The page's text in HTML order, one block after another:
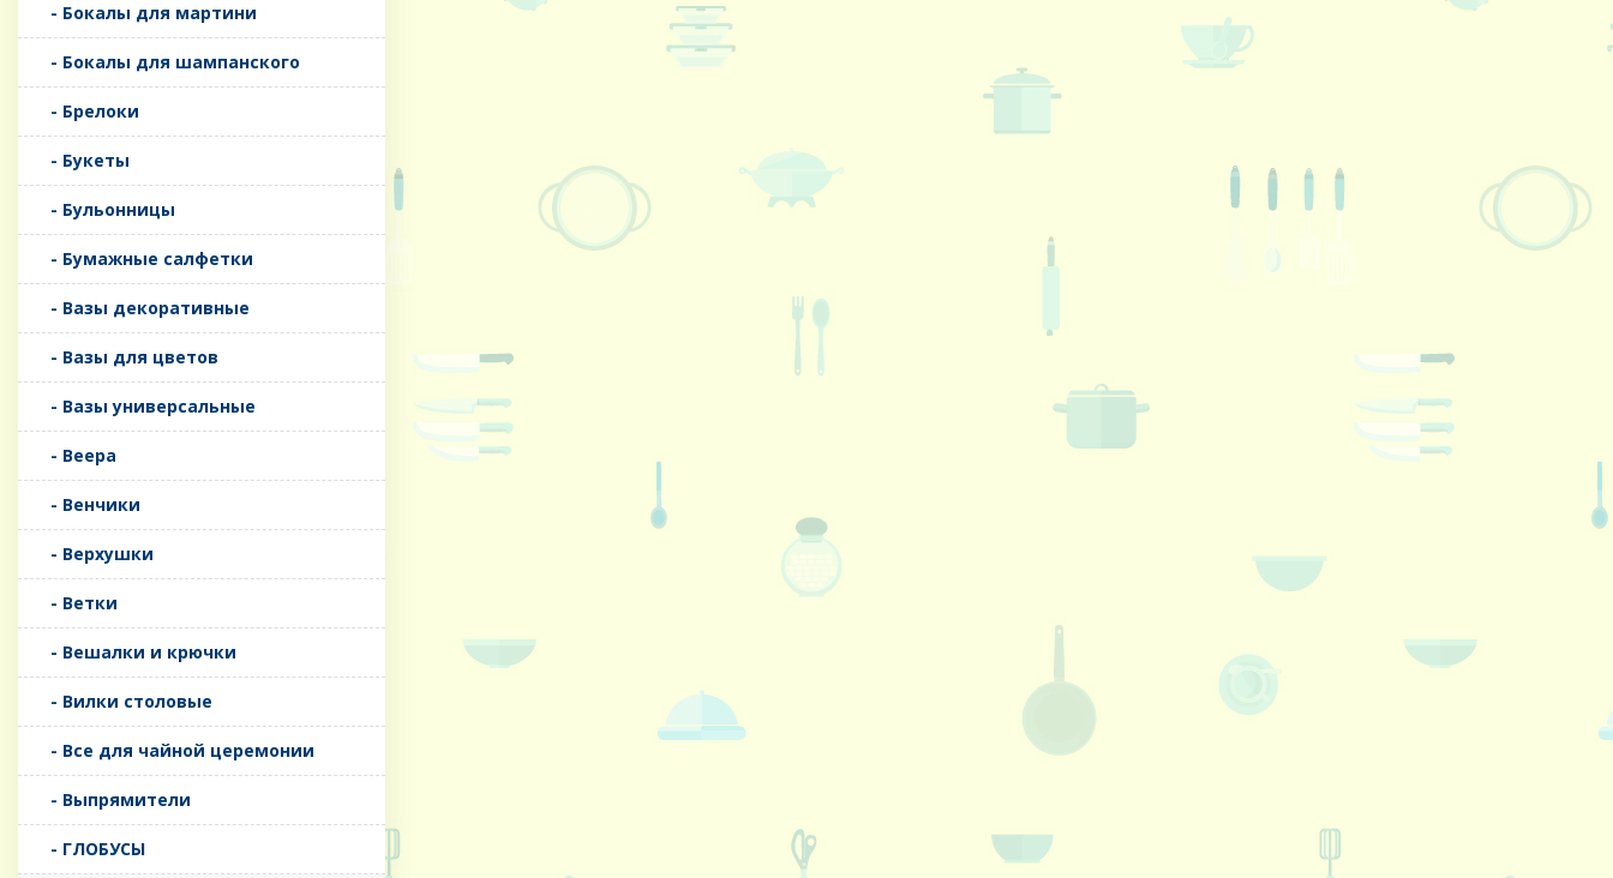
- Бокалы для мартини
- Бокалы для шампанского
- Брелоки
- Букеты
- Бульонницы
- Бумажные салфетки
- Вазы декоративные
- Вазы для цветов
- Вазы универсальные
- Веера
- Венчики
- Верхушки
- Ветки
- Вешалки и крючки
- Вилки столовые
- Все для чайной церемонии
- Выпрямители
- ГЛОБУСЫ